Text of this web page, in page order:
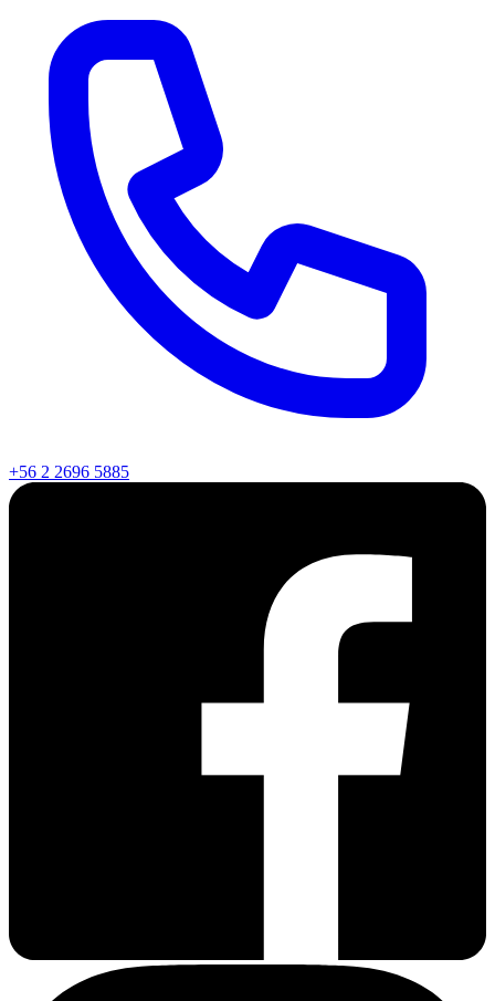
+56 2 2696 5885